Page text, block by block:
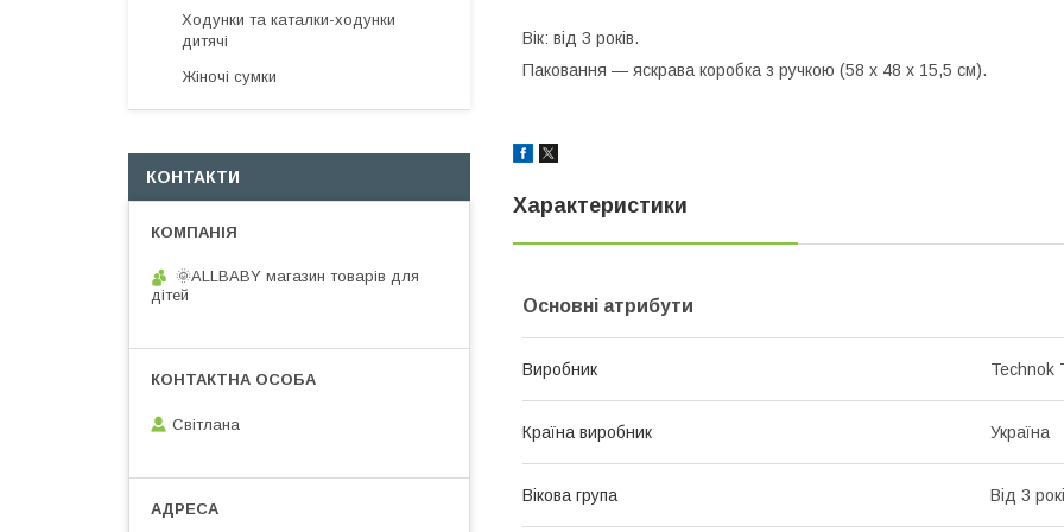
Вік: від 3 років.
Паковання — яскрава коробка з ручкою (58 х 48 х 15,5 см).
Характеристики
Основні атрибути
Виробник Technok
Країна виробник Україна
Вікова група Від 3
Ходунки та каталки-ходунки
дитячі
Жіночі сумки
КОНТАКТИ
🌞ALLBABY магазин товарів для
дітей
Світлана